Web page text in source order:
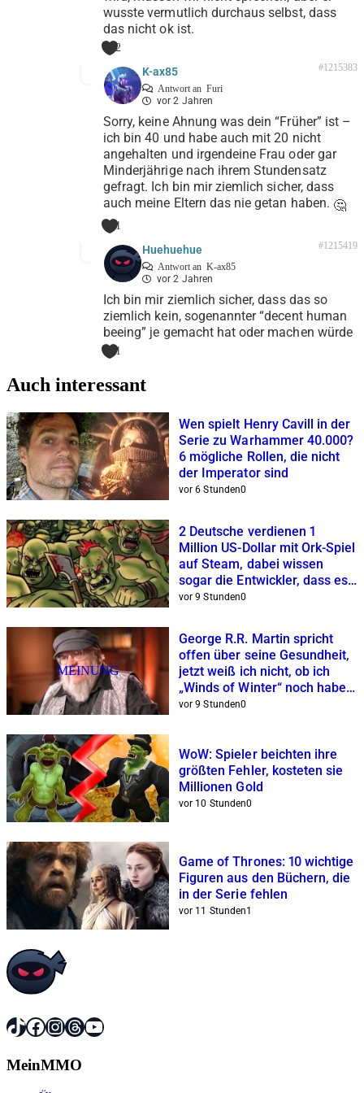
wusste vermutlich durchaus selbst, dass
das nicht ok ist.
2
K-ax85
Antwort an Furi
vor 2 Jahren
#1215383
Sorry, keine Ahnung was dein “Früher” ist –
ich bin 40 und habe auch mit 20 nicht
angehalten und irgendeine Frau oder gar
Minderjährige nach ihrem Stundensatz
gefragt. Ich bin mir ziemlich sicher, dass
auch meine Eltern das nie getan haben. 🤔
1
Huehuehue
Antwort an K-ax85
vor 2 Jahren
#1215419
Ich bin mir ziemlich sicher, dass das so
ziemlich kein, sogenannter “decent human
beeing” je gemacht hat oder machen würde
1
Auch interessant
Wen spielt Henry Cavill in der
Serie zu Warhammer 40.000?
6 mögliche Rollen, die nicht
der Imperator sind
vor 6 Stunden0
2 Deutsche verdienen 1
Million US-Dollar mit Ork-Spiel
auf Steam, dabei wissen
sogar die Entwickler, dass es
verdammt hässlich ist
vor 9 Stunden0
MEINUNG
George R.R. Martin spricht
offen über seine Gesundheit,
jetzt weiß ich nicht, ob ich
„Winds of Winter“ noch haben
will
vor 9 Stunden0
WoW: Spieler beichten ihre
größten Fehler, kosteten sie
Millionen Gold
vor 10 Stunden0
Game of Thrones: 10 wichtige
Figuren aus den Büchern, die
in der Serie fehlen
vor 11 Stunden1
TikTok
Facebook
Instagram
Threads
YouTube
MeinMMO